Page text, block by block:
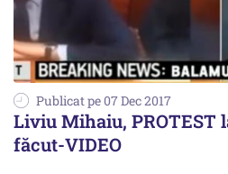
Publicat pe 07 Dec 2017
Liviu Mihaiu, PROTEST
făcut-VIDEO